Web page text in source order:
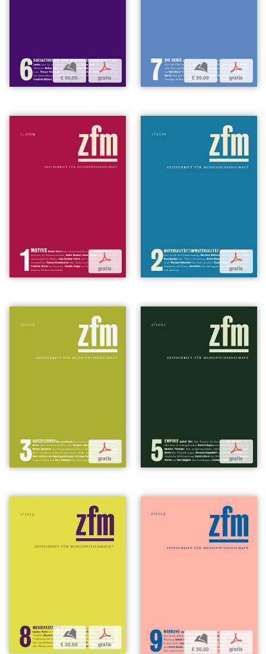
b
€ 30,00
p
gratis
b
€ 30,00
p
gratis
p
gratis
p
gratis
p
gratis
p
gratis
b
€ 30,00
p
gratis b
€ 30,00
p
gratis